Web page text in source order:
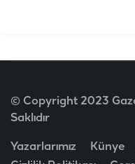
© Copyright 2023
Saklıdır
Yazarlarımız Künye